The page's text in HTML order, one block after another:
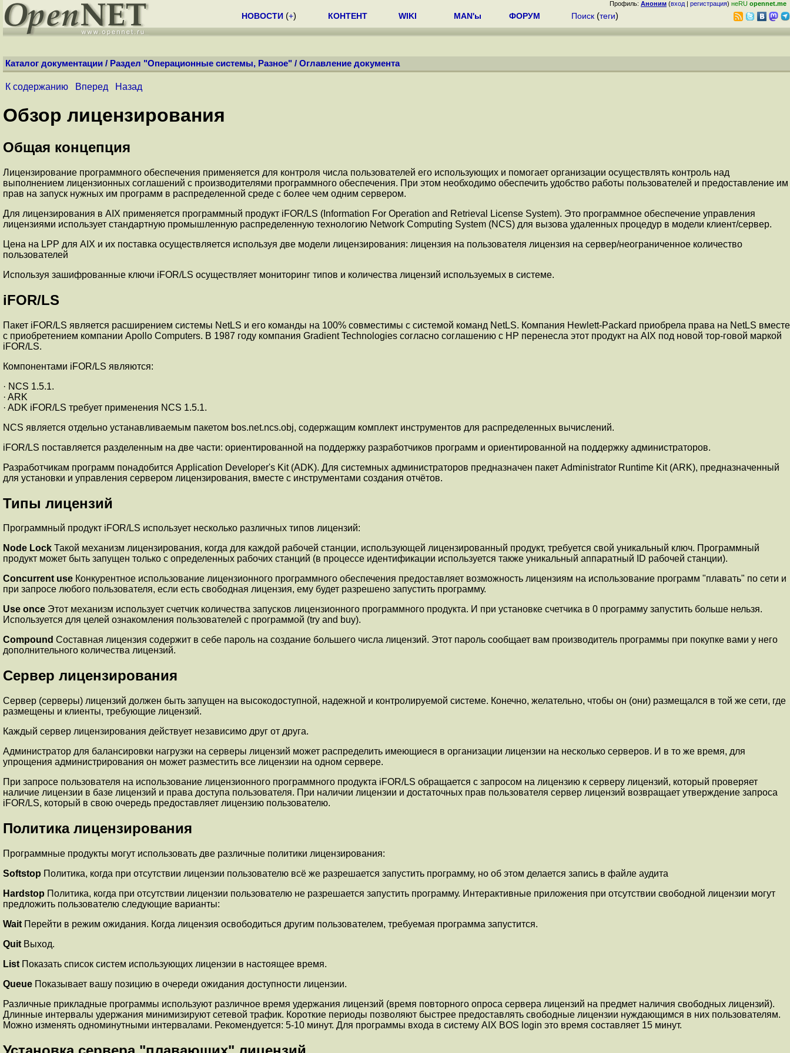
Профиль: Аноним (вход | регистрация) неRU opennet.me
НОВОСТИ (+) КОНТЕНТ WIKI MAN'ы ФОРУМ Поиск (теги)
Каталог документации / Раздел "Операционные системы, Разное" / Оглавление документа
К содержанию Вперед Назад
Обзор лицензирования
Общая концепция
Лицензирование программного обеспечения применяется для контроля числа пользователей его использующих и помогает организации осуществлять контроль над
выполнением лицензионных соглашений с производителями программного обеспечения. При этом необходимо обеспечить удобство работы пользователей и предоставление им
прав на запуск нужных им программ в распределенной среде с более чем одним сервером.
Для лицензирования в AIX применяется программный продукт iFOR/LS (Information For Operation and Retrieval License System). Это программное обеспечение управления
лицензиями использует стандартную промышленную распределенную технологию Network Computing System (NCS) для вызова удаленных процедур в модели клиент/сервер.
Цена на LPP для AIX и их поставка осуществляется используя две модели лицензирования: лицензия на пользователя лицензия на сервер/неограниченное количество
пользователей
Используя зашифрованные ключи iFOR/LS осуществляет мониторинг типов и количества лицензий используемых в системе.
iFOR/LS
Пакет iFOR/LS является расширением системы NetLS и его команды на 100% совместимы с системой команд NetLS. Компания Hewlett-Packard приобрела права на NetLS вместе
с приобретением компании Apollo Computers. В 1987 году компания Gradient Technologies согласно соглашению с HP перенесла этот продукт на AIX под новой тор-говой маркой
iFOR/LS.
Компонентами iFOR/LS являются:
· NCS 1.5.1.
· ARK
· ADK iFOR/LS требует применения NCS 1.5.1.
NCS является отдельно устанавливаемым пакетом bos.net.ncs.obj, содержащим комплект инструментов для распределенных вычислений.
iFOR/LS поставляется разделенным на две части: ориентированной на поддержку разработчиков программ и ориентированной на поддержку администраторов.
Разработчикам программ понадобится Application Developer's Kit (ADK). Для системных администраторов предназначен пакет Administrator Runtime Kit (ARK), предназначенный
для установки и управления сервером лицензирования, вместе с инструментами создания отчётов.
Типы лицензий
Программный продукт iFOR/LS использует несколько различных типов лицензий:
Node Lock Такой механизм лицензирования, когда для каждой рабочей станции, использующей лицензированный продукт, требуется свой уникальный ключ. Программный
продукт может быть запущен только с определенных рабочих станций (в процессе идентификации используется также уникальный аппаратный ID рабочей станции).
Concurrent use Конкурентное использование лицензионного программного обеспечения предоставляет возможность лицензиям на использование программ "плавать" по сети и
при запросе любого пользователя, если есть свободная лицензия, ему будет разрешено запустить программу.
Use once Этот механизм использует счетчик количества запусков лицензионного программного продукта. И при установке счетчика в 0 программу запустить больше нельзя.
Используется для целей ознакомления пользователей с программой (try and buy).
Compound Составная лицензия содержит в себе пароль на создание большего числа лицензий. Этот пароль сообщает вам производитель программы при покупке вами у него
дополнительного количества лицензий.
Сервер лицензирования
Сервер (серверы) лицензий должен быть запущен на высокодоступной, надежной и контролируемой системе. Конечно, желательно, чтобы он (они) размещался в той же сети, где
размещены и клиенты, требующие лицензий.
Каждый сервер лицензирования действует независимо друг от друга.
Администратор для балансировки нагрузки на серверы лицензий может распределить имеющиеся в организации лицензии на несколько серверов. И в то же время, для
упрощения администрирования он может разместить все лицензии на одном сервере.
При запросе пользователя на использование лицензионного программного продукта iFOR/LS обращается с запросом на лицензию к серверу лицензий, который проверяет
наличие лицензии в базе лицензий и права доступа пользователя. При наличии лицензии и достаточных прав пользователя сервер лицензий возвращает утверждение запроса
iFOR/LS, который в свою очередь предоставляет лицензию пользователю.
Политика лицензирования
Программные продукты могут использовать две различные политики лицензирования:
Softstop Политика, когда при отсутствии лицензии пользователю всё же разрешается запустить программу, но об этом делается запись в файле аудита
Hardstop Политика, когда при отсутствии лицензии пользователю не разрешается запустить программу. Интерактивные приложения при отсутствии свободной лицензии могут
предложить пользователю следующие варианты:
Wait Перейти в режим ожидания. Когда лицензия освободиться другим пользователем, требуемая программа запустится.
Quit Выход.
List Показать список систем использующих лицензии в настоящее время.
Queue Показывает вашу позицию в очереди ожидания доступности лицензии.
Различные прикладные программы используют различное время удержания лицензий (время повторного опроса сервера лицензий на предмет наличия свободных лицензий).
Длинные интервалы удержания минимизируют сетевой трафик. Короткие периоды позволяют быстрее предоставлять свободные лицензии нуждающимся в них пользователям.
Можно изменять одноминутными интервалами. Рекомендуется: 5-10 минут. Для программы входа в систему AIX BOS login это время составляет 15 минут.